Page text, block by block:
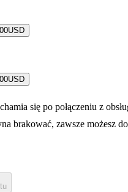
USD
USD
się po połączeniu z
brakować, zawsze możesz